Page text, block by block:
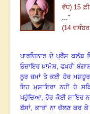
We have 119 guests
2803046
ਵੱਧ) 15
...”
(14 ਦਸੰਬਰ
ਪਾਰਚਿਨਾਰ ਦੇ ਪ੍ਰੈੱਸ ਕਲੱਬ
ਓਜ਼ਾਇਰ ਖ਼ਾਮੋਸ਼, ਫਖ਼ਰੀ
ਨੂਰ ਜ਼ਮਾਂ ਤੇ ਕਈ ਹੋਰ ਮਸ਼ਹੂਰ
ਇਹ ਮੁਸ਼ਾਇਰਾ ਨਹੀਂ ਹੋ
ਪਹੁੰਚਿਆ, ਹੋਰ ਕੋਈ ਸ਼ਾਇਰ
ਬੱਸਾਂ, ਕਾਰਾਂ ਨਾ ਚੱਲਣ ਕਰ ਕੇ